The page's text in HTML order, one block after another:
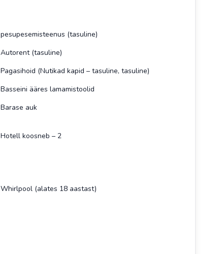
pesupesemisteenus (tasuline)
Autorent (tasuline)
Pagasihoid (Nutikad kapid – tasuline, tasuline)
Basseini ääres lamamistoolid
Barase auk
Hotell koosneb – 2
Whirlpool (alates 18 aastast)